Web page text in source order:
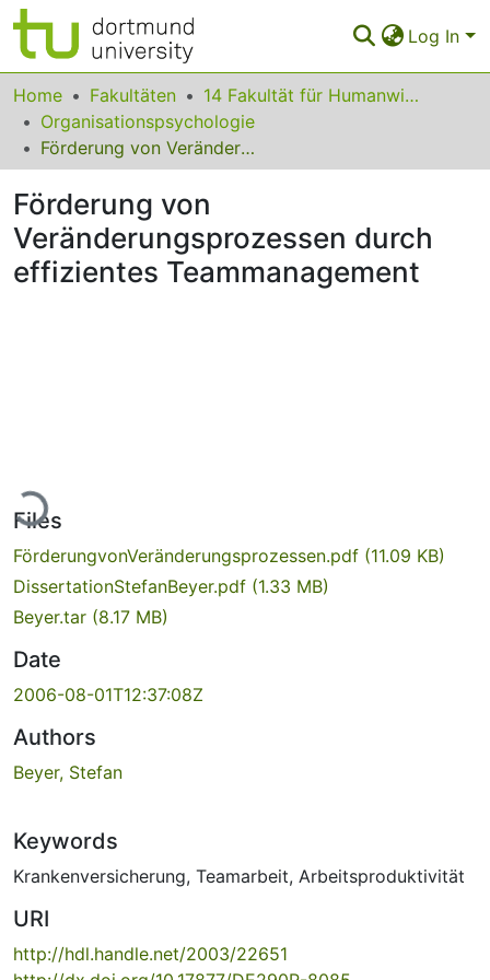
Log In
Communities & Collections
All of Eldorado
FAQ
Policy
Home Fakultäten
14 Fakultät für Humanwissenschaften und Theologie
Organisationspsychologie
Förderung von Veränderungsprozessen durch effizientes Teammanagement
Förderung von
Veränderungsprozessen durch
effizientes Teammanagement
Files
FörderungvonVeränderungsprozessen.pdf (11.09 KB)
DissertationStefanBeyer.pdf (1.33 MB)
Beyer.tar (8.17 MB)
Date
2006-08-01T12:37:08Z
Authors
Beyer, Stefan
Keywords
Krankenversicherung, Teamarbeit, Arbeitsproduktivität
URI
http://hdl.handle.net/2003/22651